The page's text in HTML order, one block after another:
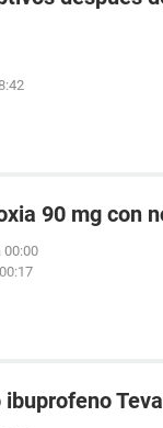
90 mg con
00:00
ibuprofeno